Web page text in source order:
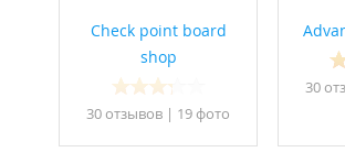
Check point board
shop
30 отзывов | 19 фото
30